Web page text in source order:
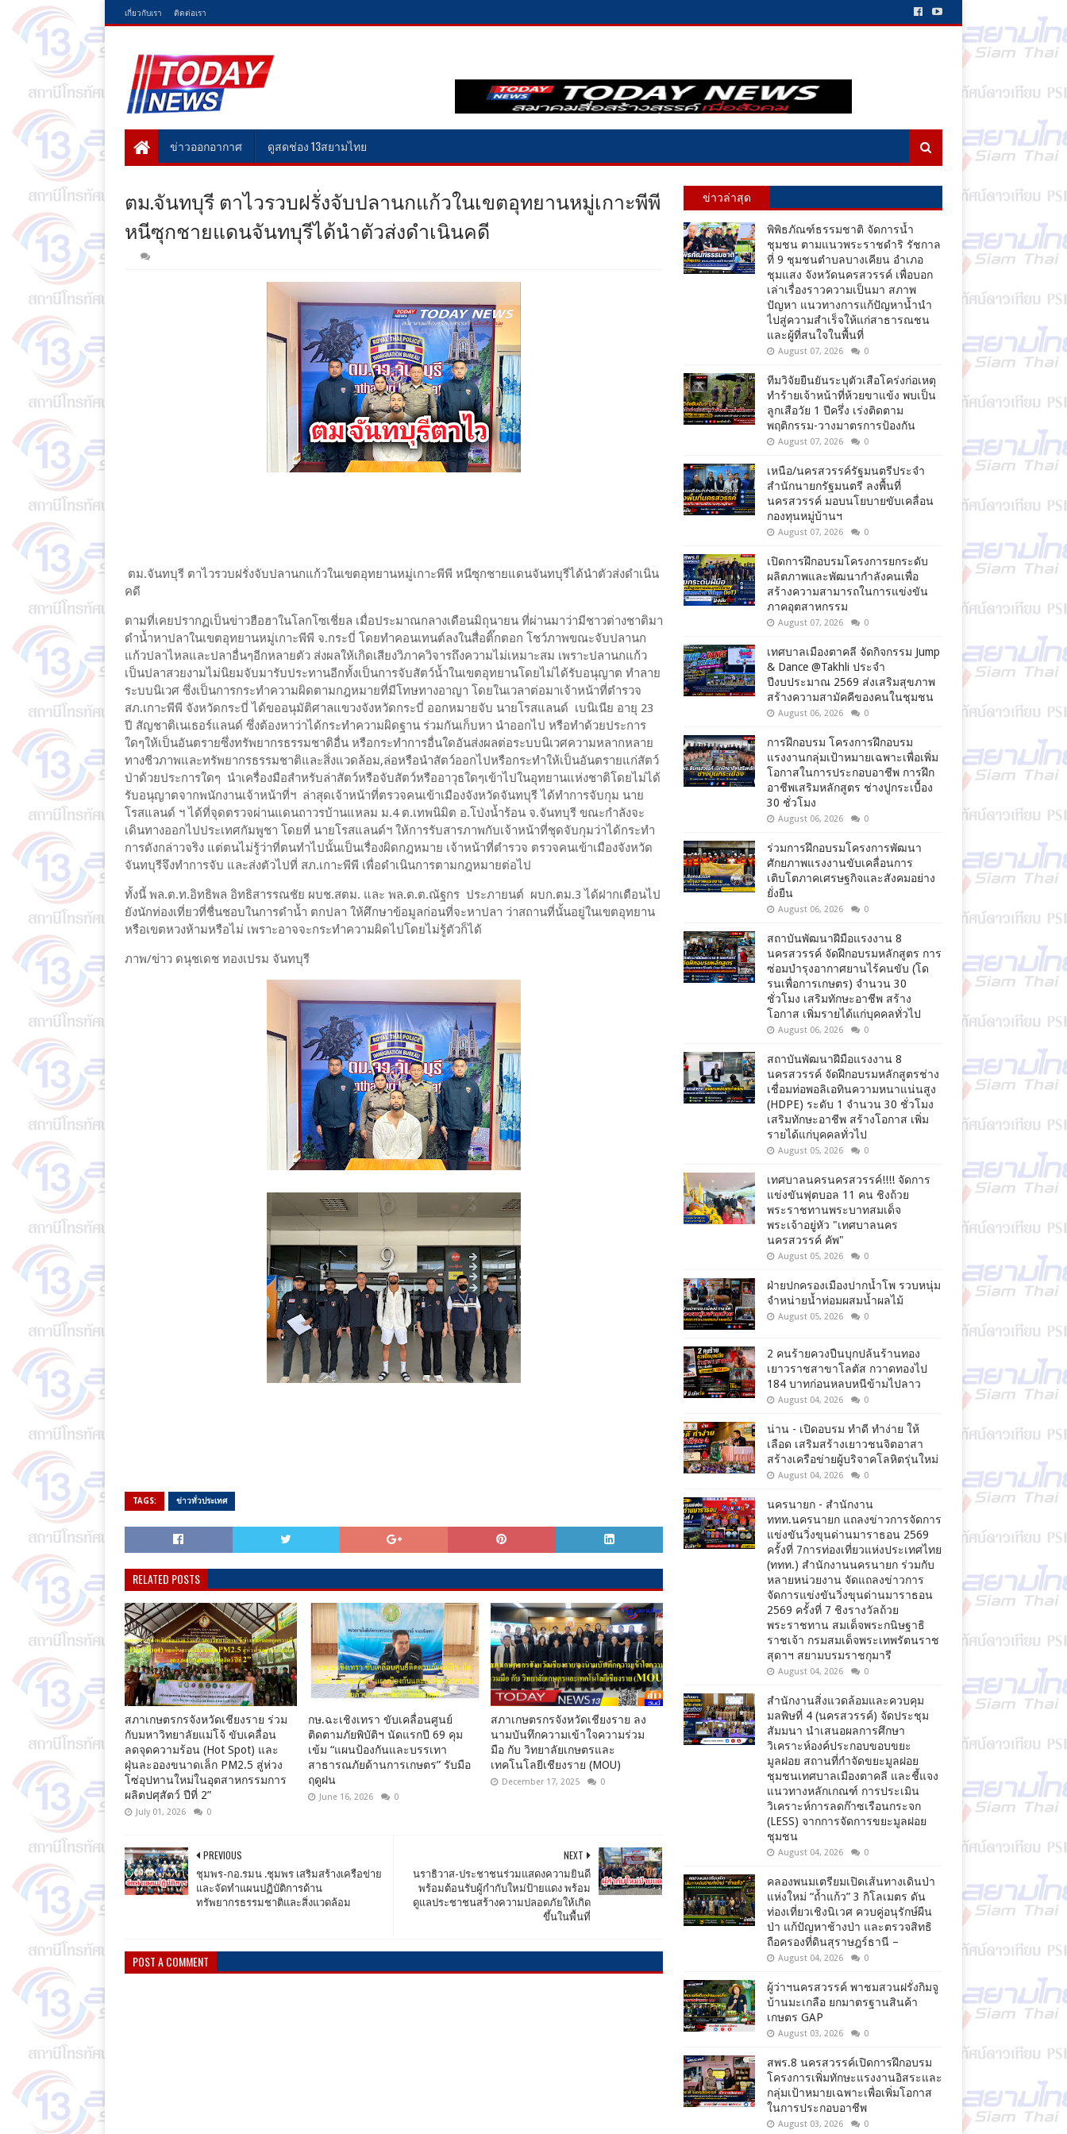
เกี่ยวกับเรา ติดต่อเรา
ข่าวออกอากาศ ดูสดช่อง 13สยามไทย
ตม.จันทบุรี ตาไวรวบฝรั่งจับปลานกแก้วในเขตอุทยานหมู่เกาะพีพี
หนีซุกชายแดนจันทบุรีได้นำตัวส่งดำเนินคดี
ตม.จันทบุรี ตาไวรวบฝรั่งจับปลานกแก้วในเขตอุทยานหมู่เกาะพีพี หนีซุกชายแดนจันทบุรีได้นำตัวส่งดำเนิน
คดี
ตามที่เคยปรากฏเป็นข่าวฮือฮาในโลกโซเชี่ยล เมื่อประมาณกลางเดือนมิถุนายน ที่ผ่านมาว่ามีชาวต่างชาติมา
ดำน้ำหาปลาในเขตอุทยานหมู่เกาะพีพี จ.กระบี่ โดยทำคอนเทนต์ลงในสื่อติ๊กตอก โชว์ภาพขณะจับปลานก
แก้วปลาไหลและปลาอื่นๆอีกหลายตัว ส่งผลให้เกิดเสียงวิภาควิจารถึงความไม่เหมาะสม เพราะปลานกแก้ว
เป็นปลาสวยงามไม่นิยมจับมารับประทานอีกทั้งเป็นการจับสัตว์น้ำในเขตอุทยานโดยไม่ได้รับอนุญาต ทำลาย
ระบบนิเวศ ซึ่งเป็นการกระทำความผิดตามกฎหมายที่มีโทษทางอาญา โดยในเวลาต่อมาเจ้าหน้าที่ตำรวจ
สภ.เกาะพีพี จังหวัดกระบี่ ได้ขออนุมัติศาลแขวงจังหวัดกระบี่ ออกหมายจับ นายโรสแลนด์ เบนิเนีย อายุ 23
ปี สัญชาติเนเธอร์แลนด์ ซึ่งต้องหาว่าได้กระทำความผิดฐาน ร่วมกันเก็บหา นำออกไป หรือทำด้วยประการ
ใดๆให้เป็นอันตรายซึ่งทรัพยากรธรรมชาติอื่น หรือกระทำการอื่นใดอันส่งผลต่อระบบนิเวศความหลากหลาย
ทางชีวภาพและทรัพยากรธรรมชาติและสิ่งแวดล้อม,ล่อหรือนำสัตว์ออกไปหรือกระทำให้เป็นอันตรายแก่สัตว์
ป่าด้วยประการใดๆ นำเครื่องมือสำหรับล่าสัตว์หรือจับสัตว์หรืออาวุธใดๆเข้าไปในอุทยานแห่งชาติโดยไม่ได้
รับอนุญาตจากพนักงานเจ้าหน้าที่ฯ ล่าสุดเจ้าหน้าที่ตรวจคนเข้าเมืองจังหวัดจันทบุรี ได้ทำการจับกุม นาย
โรสแลนด์ ฯ ได้ที่จุดตรวจผ่านแดนถาวรบ้านแหลม ม.4 ต.เทพนิมิต อ.โป่งน้ำร้อน จ.จันทบุรี ขณะกำลังจะ
เดินทางออกไปประเทศกัมพูชา โดยที่ นายโรสแลนด์ฯ ให้การรับสารภาพกับเจ้าหน้าที่ชุดจับกุมว่าได้กระทำ
การดังกล่าวจริง แต่ตนไม่รู้ว่าที่ตนทำไปนั้นเป็นเรื่องผิดกฎหมาย เจ้าหน้าที่ตำรวจ ตรวจคนเข้าเมืองจังหวัด
จันทบุรีจึงทำการจับ และส่งตัวไปที่ สภ.เกาะพีพี เพื่อดำเนินการตามกฎหมายต่อไป
ทั้งนี้ พล.ต.ท.อิทธิพล อิทธิสารรณชัย ผบช.สตม. และ พล.ต.ต.ณัฐกร ประภายนต์ ผบก.ตม.3 ได้ฝากเตือนไป
ยังนักท่องเที่ยวที่ชื่นชอบในการดำน้ำ ตกปลา ให้ศึกษาข้อมูลก่อนที่จะหาปลา ว่าสถานที่นั้นอยู่ในเขตอุทยาน
หรือเขตหวงห้ามหรือไม่ เพราะอาจจะกระทำความผิดไปโดยไม่รู้ตัวก็ได้
ภาพ/ข่าว ดนุชเดช ทองเปรม จันทบุรี
TAGS: ข่าวทั่วประเทศ
RELATED POSTS
สภาเกษตรกรจังหวัดเชียงราย ร่วม
กับมหาวิทยาลัยแม่โจ้ ขับเคลื่อน
ลดจุดความร้อน (Hot Spot) และ
ฝุ่นละอองขนาดเล็ก PM2.5 สู่ห่วง
โซ่อุปทานใหม่ในอุตสาหกรรมการ
ผลิตปศุสัตว์ ปีที่ 2”
July 01, 2026 0
กษ.ฉะเชิงเทรา ขับเคลื่อนศูนย์
ติดตามภัยพิบัติฯ นัดแรกปี 69 คุม
เข้ม “แผนป้องกันและบรรเทา
สาธารณภัยด้านการเกษตร” รับมือ
ฤดูฝน
June 16, 2026 0
สภาเกษตรกรจังหวัดเชียงราย ลง
นามบันทึกความเข้าใจความร่วม
มือ กับ วิทยาลัยเกษตรและ
เทคโนโลยีเชียงราย (MOU)
December 17, 2025 0
NEXT
นราธิวาส-ประชาชนร่วมแสดงความยินดี
พร้อมต้อนรับผู้กำกับใหม่ป้ายแดง พร้อม
ดูแลประชาชนสร้างความปลอดภัยให้เกิด
ขึ้นในพื้นที่
PREVIOUS
ชุมพร-กอ.รมน .ชุมพร เสริมสร้างเครือข่าย
และจัดทำแผนปฏิบัติการด้าน
ทรัพยากรธรรมชาติและสิ่งแวดล้อม
POST A COMMENT
ข่าวล่าสุด
พิพิธภัณฑ์ธรรมชาติ จัดการน้ำ
ชุมชน ตามแนวพระราชดำริ รัชกาล
ที่ 9 ชุมชนตำบลบางเคียน อำเภอ
ชุมแสง จังหวัดนครสวรรค์ เพื่อบอก
เล่าเรื่องราวความเป็นมา สภาพ
ปัญหา แนวทางการแก้ปัญหาน้ำนำ
ไปสู่ความสำเร็จให้แก่สาธารณชน
และผู้ที่สนใจในพื้นที่
August 07, 2026 0
ทีมวิจัยยืนยันระบุตัวเสือโคร่งก่อเหตุ
ทำร้ายเจ้าหน้าที่ห้วยขาแข้ง พบเป็น
ลูกเสือวัย 1 ปีครึ่ง เร่งติดตาม
พฤติกรรม-วางมาตรการป้องกัน
August 07, 2026 0
เหนือ/นครสวรรค์รัฐมนตรีประจำ
สำนักนายกรัฐมนตรี ลงพื้นที่
นครสวรรค์ มอบนโยบายขับเคลื่อน
กองทุนหมู่บ้านฯ
August 07, 2026 0
เปิดการฝึกอบรมโครงการยกระดับ
ผลิตภาพและพัฒนากำลังคนเพื่อ
สร้างความสามารถในการแข่งขัน
ภาคอุตสาหกรรม
August 07, 2026 0
เทศบาลเมืองตาคลี จัดกิจกรรม Jump
& Dance @Takhli ประจำ
ปีงบประมาณ 2569 ส่งเสริมสุขภาพ
สร้างความสามัคคีของคนในชุมชน
August 06, 2026 0
การฝึกอบรม โครงการฝึกอบรม
แรงงานกลุ่มเป้าหมายเฉพาะเพื่อเพิ่ม
โอกาสในการประกอบอาชีพ การฝึก
อาชีพเสริมหลักสูตร ช่างปูกระเบื้อง
30 ชั่วโมง
August 06, 2026 0
ร่วมการฝึกอบรมโครงการพัฒนา
ศักยภาพแรงงานขับเคลื่อนการ
เติบโตภาคเศรษฐกิจและสังคมอย่าง
ยั่งยืน
August 06, 2026 0
สถาบันพัฒนาฝีมือแรงงาน 8
นครสวรรค์ จัดฝึกอบรมหลักสูตร การ
ซ่อมบำรุงอากาศยานไร้คนขับ (โด
รนเพื่อการเกษตร) จำนวน 30
ชั่วโมง เสริมทักษะอาชีพ สร้าง
โอกาส เพิ่มรายได้แก่บุคคลทั่วไป
August 06, 2026 0
สถาบันพัฒนาฝีมือแรงงาน 8
นครสวรรค์ จัดฝึกอบรมหลักสูตรช่าง
เชื่อมท่อพอลิเอทินความหนาแน่นสูง
(HDPE) ระดับ 1 จำนวน 30 ชั่วโมง
เสริมทักษะอาชีพ สร้างโอกาส เพิ่ม
รายได้แก่บุคคลทั่วไป
August 05, 2026 0
เทศบาลนครนครสวรรค์!!!! จัดการ
แข่งขันฟุตบอล 11 คน ชิงถ้วย
พระราชทานพระบาทสมเด็จ
พระเจ้าอยู่หัว "เทศบาลนคร
นครสวรรค์ คัพ"
August 05, 2026 0
ฝ่ายปกครองเมืองปากน้ำโพ รวบหนุ่ม
จำหน่ายน้ำท่อมผสมน้ำผลไม้
August 05, 2026 0
2 คนร้ายควงปืนบุกปล้นร้านทอง
เยาวราชสาขาโลตัส กวาดทองไป
184 บาทก่อนหลบหนีข้ามไปลาว
August 04, 2026 0
น่าน - เปิดอบรม ทำดี ทำง่าย ให้
เลือด เสริมสร้างเยาวชนจิตอาสา
สร้างเครือข่ายผู้บริจาคโลหิตรุ่นใหม่
August 04, 2026 0
นครนายก - สำนักงาน
ททท.นครนายก แถลงข่าวการจัดการ
แข่งขันวิ่งขุนด่านมาราธอน 2569
ครั้งที่ 7การท่องเที่ยวแห่งประเทศไทย
(ททท.) สำนักงานนครนายก ร่วมกับ
หลายหน่วยงาน จัดแถลงข่าวการ
จัดการแข่งขันวิ่งขุนด่านมาราธอน
2569 ครั้งที่ 7 ชิงรางวัลถ้วย
พระราชทาน สมเด็จพระกนิษฐาธิ
ราชเจ้า กรมสมเด็จพระเทพรัตนราช
สุดาฯ สยามบรมราชกุมารี
August 04, 2026 0
สำนักงานสิ่งแวดล้อมและควบคุม
มลพิษที่ 4 (นครสวรรค์) จัดประชุม
สัมมนา นำเสนอผลการศึกษา
วิเคราะห์องค์ประกอบขอบขยะ
มูลฝอย สถานที่กำจัดขยะมูลฝอย
ชุมชนเทศบาลเมืองตาคลี และชี้แจง
แนวทางหลักเกณฑ์ การประเมิน
วิเคราะห์การลดก๊าซเรือนกระจก
(LESS) จากการจัดการขยะมูลฝอย
ชุมชน
August 04, 2026 0
คลองพนมเตรียมเปิดเส้นทางเดินป่า
แห่งใหม่ “ถ้ำแก้ว” 3 กิโลเมตร ดัน
ท่องเที่ยวเชิงนิเวศ ควบคู่อนุรักษ์ผืน
ป่า แก้ปัญหาช้างป่า และตรวจสิทธิ
ถือครองที่ดินสุราษฎร์ธานี –
August 04, 2026 0
ผู้ว่าฯนครสวรรค์ พาชมสวนฝรั่งกิมจู
บ้านมะเกลือ ยกมาตรฐานสินค้า
เกษตร GAP
August 03, 2026 0
สพร.8 นครสวรรค์เปิดการฝึกอบรม
โครงการเพิ่มทักษะแรงงานอิสระและ
กลุ่มเป้าหมายเฉพาะเพื่อเพิ่มโอกาส
ในการประกอบอาชีพ
August 03, 2026 0